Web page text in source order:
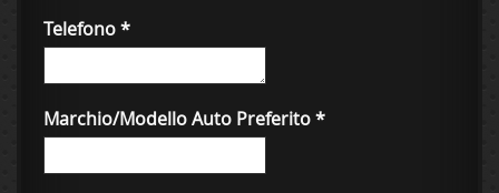
Telefono*
Marchio/Modello Auto Preferito*